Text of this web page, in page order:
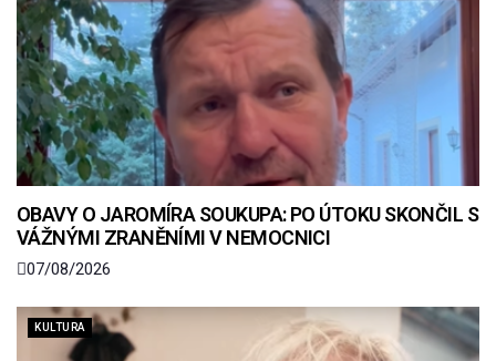
OBAVY O JAROMÍRA SOUKUPA: PO ÚTOKU SKONČIL S
VÁŽNÝMI ZRANĚNÍMI V NEMOCNICI
07/08/2026
KULTURA